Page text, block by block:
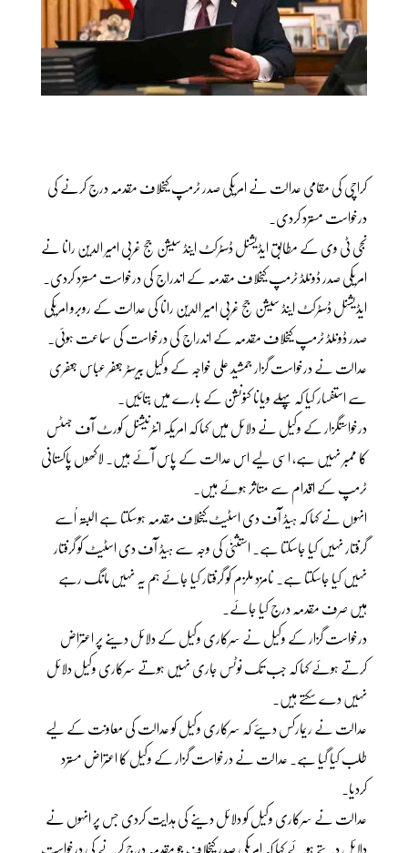
کراچی کی مقامی عدالت نے امریکی صدر ٹرمپ کیخلاف مقدمہ درج کرنے کی
درخواست مسترد کردی۔
نجی ٹی وی کے مطابق ایڈیشنل ڈسٹرکٹ اینڈ سیشن جج غربی امیر الدین رانا نے
امریکی صدر ڈونلڈ ٹرمپ کیخلاف مقدمہ کے اندراج کی درخواست مسترد کردی۔
ایڈیشنل ڈسٹرکٹ اینڈ سیشن جج غربی امیر الدین رانا کی عدالت کے روبرو امریکی
صدر ڈونلڈ ٹرمپ کیخلاف مقدمہ کے اندراج کی درخواست کی سماعت ہوئی۔
عدالت نے درخواست گزار جمشید علی خواجہ کے وکیل بیرسٹر جعفر عباس جعفری
سے استفسار کیا کہ پہلے ویانا کنونشن کے بارے میں بتائیں۔
درخواستگزار کے وکیل نے دلائل میں کہا کہ امریکہ انٹرنیشنل کورٹ آف جسٹس
کا ممبر نہیں ہے، اسی لیے اس عدالت کے پاس آئے ہیں۔ لاکھوں پاکستانی
ٹرمپ کے اقدام سے متاثر ہوئے ہیں۔
انہوں نے کہا کہ ہیڈ آف دی اسٹیٹ کیخلاف مقدمہ ہوسکتا ہے البتہ اُسے
گرفتار نہیں کیا جاسکتا ہے۔ استثنیٰ کی وجہ سے ہیڈ آف دی اسٹیٹ کو گرفتار
نہیں کیا جاسکتا ہے۔ نامزد ملزم کو گرفتار کیا جائے ہم یہ نہیں مانگ رہے
ہیں صرف مقدمہ درج کیا جائے۔
درخواست گزار کے وکیل نے سرکاری وکیل کے دلائل دینے پر اعتراض
کرتے ہوئے کہا کہ جب تک نوٹس جاری نہیں ہوتے سرکاری وکیل دلائل
نہیں دے سکتے ہیں۔
عدالت نے ریمارکس دیئے کہ سرکاری وکیل کو عدالت کی معاونت کے لیے
طلب کیا گیا ہے۔ عدالت نے درخواست گزار کے وکیل کا اعتراض مسترد
کردیا۔
عدالت نے سرکاری وکیل کو دلائل دینے کی ہدایت کردی جس پر انہوں نے